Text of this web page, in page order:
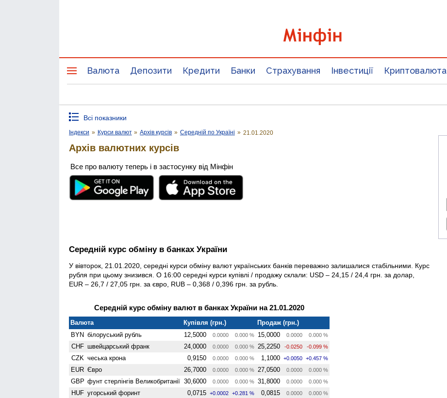
Валюта Депозити Кредити Банки Страхування Інвестиції Криптовалюта
Всі показники
Індекси » Курси валют » Архів курсів » Середній по Україні » 21.01.2020
Архів валютних курсів
Все про валюту теперь і в застосунку від Мінфін
Середній курс обміну в банках України
У вівторок, 21.01.2020, середні курси обміну валют українських банків переважно залишалися стабільними. Курс
рубля при цьому знизився. О 16:00 середні курси купівлі / продажу склали: USD – 24,15 / 24,4 грн. за долар,
EUR – 26,7 / 27,05 грн. за євро, RUB – 0,368 / 0,396 грн. за рубль.
Середній курс обміну валют в банках України на 21.01.2020
Валюта Купівля (грн.)
Продаж (грн.)
BYN білоруський рубль 12,5000 0.0000 0.000 % 15,0000 0.0000 0.000 %
CHF швейцарський франк 24,0000 0.0000 0.000 % 25,2250 -0.0250 -0.099 %
CZK чеська крона 0,9150 0.0000 0.000 % 1,1000 +0.0050 +0.457 %
EUR Євро 26,7000 0.0000 0.000 % 27,0500 0.0000 0.000 %
GBP фунт стерлінгів Велико­британії 30,6000 0.0000 0.000 % 31,8000 0.0000 0.000 %
HUF угорський форинт 0,0715 +0.0002 +0.281 % 0,0815 0.0000 0.000 %